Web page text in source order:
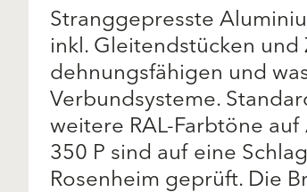
Stranggepresste
inkl. Gleitendstücken
dehnungsfähigen und
Verbundsysteme.
weitere RAL-Farbtöne
350 P sind auf eine
Rosenheim geprüft. Die